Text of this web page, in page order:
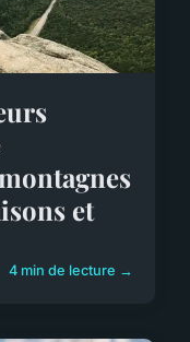
et
4 min de lecture →